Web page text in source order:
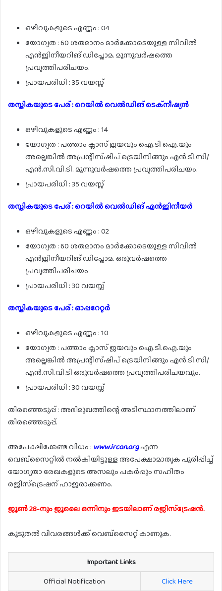
ഒഴിവുകളുടെ എണ്ണം : 04
യോഗ്യത : 60 ശതമാനം മാർക്കോടെയുള്ള സിവിൽ
എൻജിനീയറിങ് ഡിപ്ലോമ. മൂന്നുവർഷത്തെ
പ്രവൃത്തിപരിചയം.
പ്രായപരിധി : 35 വയസ്സ്
തസ്തികയുടെ പേര് : റെയിൽ വെൽഡിങ് ടെക്നീഷ്യൻ
ഒഴിവുകളുടെ എണ്ണം : 14
യോഗ്യത : പത്താം ക്ലാസ് ജയവും ഐ.ടി ഐ.യും
അല്ലെങ്കിൽ അപ്രന്റിസ്ഷിപ് ട്രെയിനിങ്ങും എൻ.ടി.സി/
എൻ.സി.വി.ടി. മൂന്നുവർഷത്തെ പ്രവൃത്തിപരിചയം.
പ്രായപരിധി : 35 വയസ്സ്
തസ്തികയുടെ പേര് : റെയിൽ വെൽഡിങ് എൻജിനീയർ
ഒഴിവുകളുടെ എണ്ണം : 02
യോഗ്യത : 60 ശതമാനം മാർക്കോടെയുള്ള സിവിൽ
എൻജിനീയറിങ് ഡിപ്ലോമ. ഒരുവർഷത്തെ
പ്രവൃത്തിപരിചയം
പ്രായപരിധി : 30 വയസ്സ്
തസ്തികയുടെ പേര് : ഓപ്പറേറ്റർ
ഒഴിവുകളുടെ എണ്ണം : 10
യോഗ്യത : പത്താം ക്ലാസ് ജയവും ഐ.ടി.ഐ.യും
അല്ലെങ്കിൽ അപ്രന്റിസ്ഷിപ് ട്രെയിനിങ്ങും എൻ.ടി.സി/
എൻ.സി.വി.ടി ഒരുവർഷത്തെ പ്രവൃത്തിപരിചയവും.
പ്രായപരിധി : 30 വയസ്സ്
തിരഞ്ഞെടുപ്പ് : അഭിമുഖത്തിന്റെ അടിസ്ഥാനത്തിലാണ്
തിരഞ്ഞെടുപ്പ്.
അപേക്ഷിക്കേണ്ട വിധം : www.ircon.orgഎന്ന
വെബ്സൈറ്റിൽ നൽകിയിട്ടുള്ള അപേക്ഷാമാതൃക പൂരിപ്പിച്ച്
യോഗ്യതാ രേഖകളുടെ അസലും പകർപ്പും സഹിതം
രജിസ്ട്രെഷന് ഹാജരാക്കണം.
ജൂൺ 28-നും ജൂലൈ ഒന്നിനും ഇടയിലാണ് രജിസ്‌ട്രേഷൻ.
കൂടുതൽ വിവരങ്ങൾക്ക് വെബ്സൈറ്റ് കാണുക.
Important Links
Official Notification
Click Here